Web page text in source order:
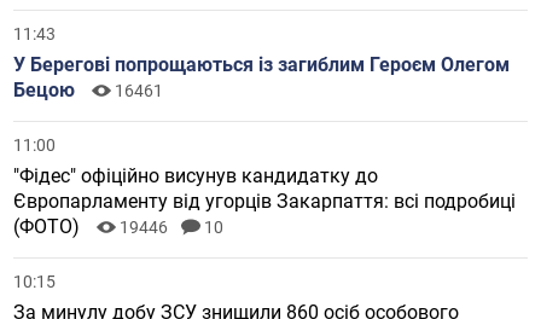
11:43
У Берегові попрощаються із загиблим Героєм Олегом
Бецою
16461
11:00
"Фідес" офіційно висунув кандидатку до
Європарламенту від угорців Закарпаття: всі подробиці
(ФОТО)
19446 10
10:15
За минулу добу ЗСУ знищили 860 осіб особового